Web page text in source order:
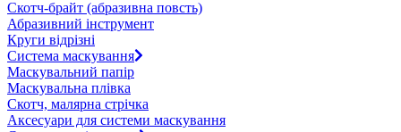
Скотч-брайт (абразивна повсть)
Абразивний інструмент
Круги відрізні
Система маскування
Маскувальний папір
Маскувальна плівка
Скотч, малярна стрічка
Аксесуари для системи маскування